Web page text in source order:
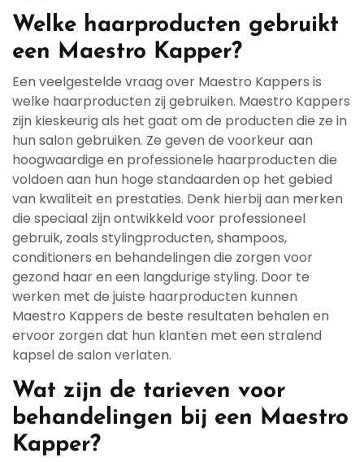
Welke haarproducten gebruikt
een Maestro Kapper?
Een veelgestelde vraag over Maestro Kappers is
welke haarproducten zij gebruiken. Maestro Kappers
zijn kieskeurig als het gaat om de producten die ze in
hun salon gebruiken. Ze geven de voorkeur aan
hoogwaardige en professionele haarproducten die
voldoen aan hun hoge standaarden op het gebied
van kwaliteit en prestaties. Denk hierbij aan merken
die speciaal zijn ontwikkeld voor professioneel
gebruik, zoals stylingproducten, shampoos,
conditioners en behandelingen die zorgen voor
gezond haar en een langdurige styling. Door te
werken met de juiste haarproducten kunnen
Maestro Kappers de beste resultaten behalen en
ervoor zorgen dat hun klanten met een stralend
kapsel de salon verlaten.
Wat zijn de tarieven voor
behandelingen bij een Maestro
Kapper?